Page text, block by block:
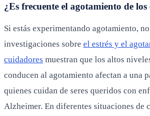
¿Es frecuente el agotamiento de
Si estás experimentando agotamiento,
investigaciones sobre el estrés y el
cuidadores muestran que los altos
conducen al agotamiento afectan a una
quienes cuidan de seres queridos con
Alzheimer. En diferentes situaciones de